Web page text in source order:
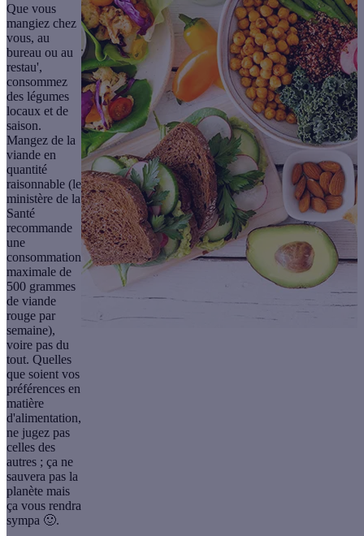
Que vous
mangiez chez
vous, au
bureau ou au
restau',
consommez
des légumes
locaux et de
saison.
Mangez de la
viande en
quantité
raisonnable (le
ministère de la
Santé
recommande
une
consommation
maximale de
500 grammes
de viande
rouge par
semaine),
voire pas du
tout. Quelles
que soient vos
préférences en
matière
d'alimentation,
ne jugez pas
celles des
autres ; ça ne
sauvera pas la
planète mais
ça vous rendra
sympa 🙂.